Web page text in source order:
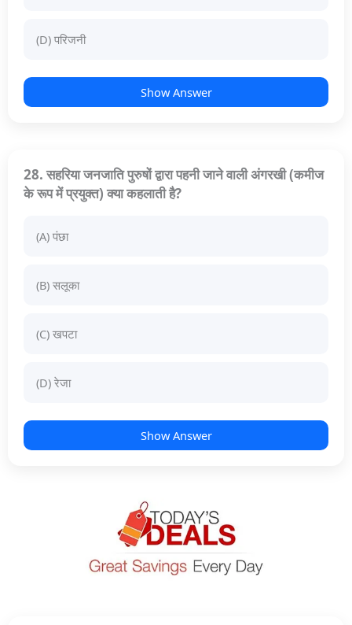
(D) परिजनी
Show Answer
28. सहरिया जनजाति पुरुषों द्वारा पहनी जाने वाली अंगरखी (कमीज
के रूप में प्रयुक्त) क्या कहलाती है?
(A) पंछा
(B) सलूका
(C) खपटा
(D) रेजा
Show Answer